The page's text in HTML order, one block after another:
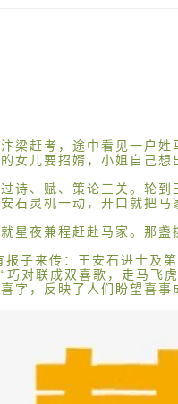
梁赶考，途中看见一户
女儿要招婿，小姐自己
诗、赋、策论三关。轮
石灵机一动，开口就把
星夜兼程赶赴马家。那
子来传：王安石进士及
巧对联成双喜歌，走马飞
字，反映了人们盼望喜事